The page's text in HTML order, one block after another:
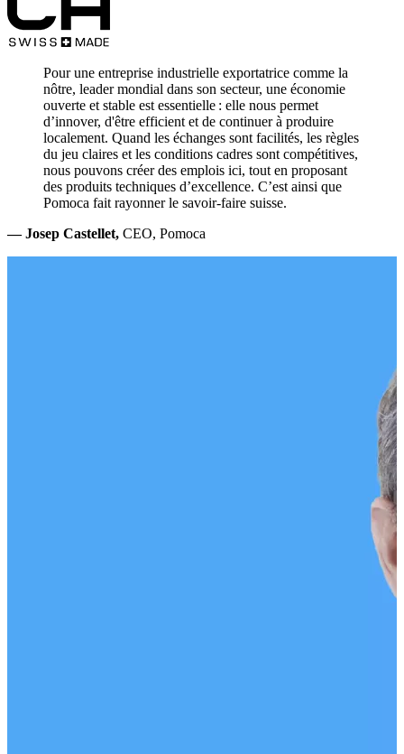
Pour une entreprise industrielle exportatrice comme la
nôtre, leader mondial dans son secteur, une économie
ouverte et stable est essentielle : elle nous permet
d’innover, d'être efficient et de continuer à produire
localement. Quand les échanges sont facilités, les règles
du jeu claires et les conditions cadres sont compétitives,
nous pouvons créer des emplois ici, tout en proposant
des produits techniques d’excellence. C’est ainsi que
Pomoca fait rayonner le savoir‑faire suisse.
— Josep Castellet, CEO, Pomoca